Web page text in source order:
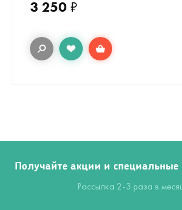
3 250 ₽
Получайте акции и
Рассылка 2-3 раза в